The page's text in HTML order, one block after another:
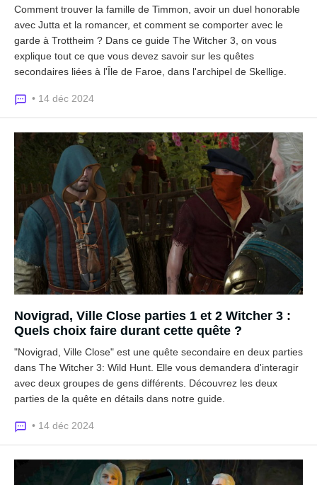
Comment trouver la famille de Timmon, avoir un duel honorable
avec Jutta et la romancer, et comment se comporter avec le
garde à Trottheim ? Dans ce guide The Witcher 3, on vous
explique tout ce que vous devez savoir sur les quêtes
secondaires liées à l'Île de Faroe, dans l'archipel de Skellige.
• 14 déc 2024
Novigrad, Ville Close parties 1 et 2 Witcher 3 :
Quels choix faire durant cette quête ?
"Novigrad, Ville Close" est une quête secondaire en deux parties
dans The Witcher 3: Wild Hunt. Elle vous demandera d'interagir
avec deux groupes de gens différents. Découvrez les deux
parties de la quête en détails dans notre guide.
• 14 déc 2024